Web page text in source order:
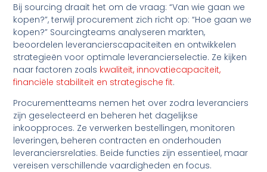
Bij sourcing draait het om de vraag: “Van wie gaan we
kopen?”, terwijl procurement zich richt op: “Hoe gaan we
kopen?” Sourcingteams analyseren markten,
beoordelen leverancierscapaciteiten en ontwikkelen
strategieën voor optimale leverancierselectie. Ze kijken
naar factoren zoals kwaliteit, innovatiecapaciteit,
financiële stabiliteit en strategische fit.
Procurementteams nemen het over zodra leveranciers
zijn geselecteerd en beheren het dagelijkse
inkoopproces. Ze verwerken bestellingen, monitoren
leveringen, beheren contracten en onderhouden
leveranciersrelaties. Beide functies zijn essentieel, maar
vereisen verschillende vaardigheden en focus.